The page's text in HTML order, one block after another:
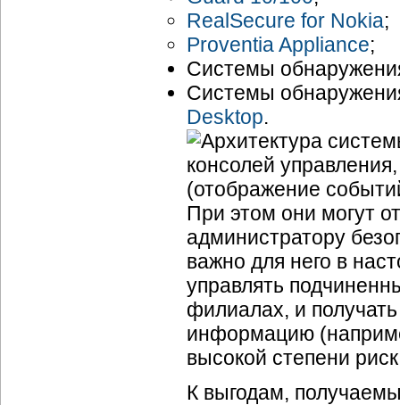
RealSecure for Nokia;
Proventia Appliance;
Системы
Системы
Desktop.
Архитектура
консолей
(отображение
При этом они могут
администратору
важно для него в
управлять
филиалах, и
информацию
высокой степени
К выгодам,